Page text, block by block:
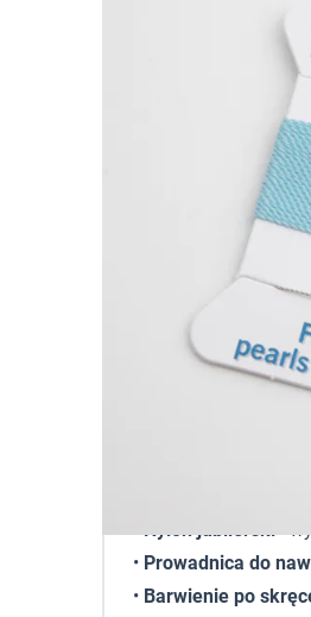
Nici Nylon Power z
Nić nylonowa Griffin
ceniony za gładką
pomaga wygodnie
projektach z pereł,
używania osobnej
Jak dobrać nić do
Nić można
ostre
•Nylon jubilerski-
• Prowadnica do
• Barwienie po